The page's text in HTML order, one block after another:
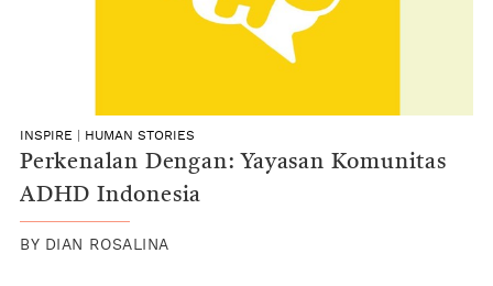
INSPIRE HUMAN STORIES
Perkenalan Dengan: Yayasan Komunitas
ADHD Indonesia
BY DIAN ROSALINA